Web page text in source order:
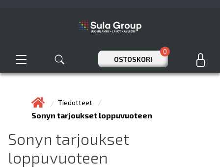
OSTOSKORI
0
Tiedotteet
Sonyn tarjoukset loppuvuoteen
Sonyn tarjoukset
loppuvuoteen